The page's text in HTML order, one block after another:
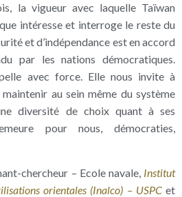
la vigueur avec laquelle Taïwan
intéresse et interroge le reste du
et d’indépendance est en accord
par les nations démocratiques.
avec force. Elle nous invite à
au sein même du système
diversité de choix quant à ses
pour nous, démocraties,
chercheur – Ecole navale, Institut
orientales (Inalco) – USPCet